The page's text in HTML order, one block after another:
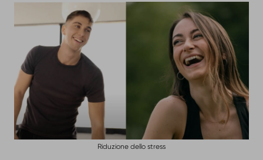
Riduzione dello stress